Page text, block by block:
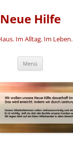
Neue Hilfe
Im Alltag. Im Leben.
Menü